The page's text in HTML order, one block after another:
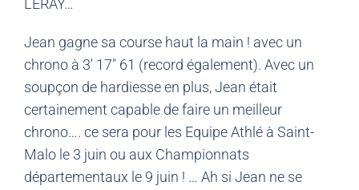
Jean gagne sa course haut la main ! avec un
chrono à 3′ 17″ 61 (record également). Avec un
soupçon de hardiesse en plus, Jean était
certainement capable de faire un meilleur
chrono…. ce sera pour les Equipe Athlé à Saint-
Malo le 3 juin ou aux Championnats
départementaux le 9 juin ! … Ah si Jean ne se